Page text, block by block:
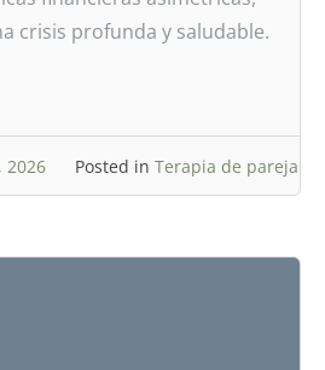
crisis profunda y saludable.
2026 Posted in Terapia de pareja